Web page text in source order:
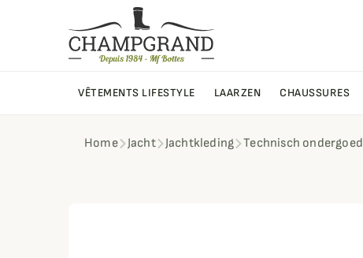
VÊTEMENTS LIFESTYLE LAARZEN CHAUSSURES
Home Jacht Jachtkleding Technisch ondergoed